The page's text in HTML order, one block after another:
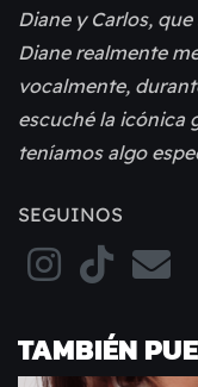
Diane y Carlos,
Diane realmente
vocalmente,
escuché la icónica
teníamos algo
SEGUINOS
TAMBIÉN